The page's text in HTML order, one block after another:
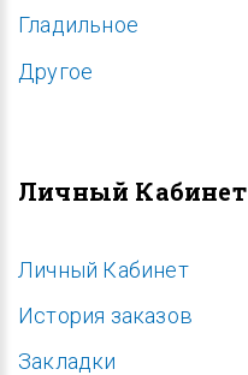
Гладильное
Другое
Личный Кабинет
Личный Кабинет
История заказов
Закладки